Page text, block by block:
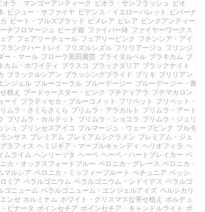
オラ マンゴーアンティーク ビオラ・サンフラッシュ
ビオ
ビジュー・サファイヤ ビデンス・イエローパレット
ビバーナ
ビート・ブルズブラッド ピメレア ピレア
ピンクアンティー
ーチフロマージュ ピーチ姫 ファイバー鉢 ファイヤーワークス
ア フェアリーチュール フェアリーピンク
フチンシア・アイ
フランクハードレイ フリズルシズル フリリアージュ
フリンジ
ー・マール フローラ黒田園芸 ブライダルベル ブラキカム ブ
カム・ホワイティ ブラスコ ブラックダリア ブラックナイト
ブラックルシアン ブラッシングブライド ブリキ ブリリアン
ンジェル ブルーコーラル ブルーデージー ブルーデージー・青
植え ブードゥースター・ピンク プチティアラ
プチマカロン
ーイ プラティセカ・ブルーコメット プリペット
プリペット・
ムラ・さくらさくら プリムラ・アラカルト
プリムラ・アート
プリムラ・カルテット プリムラ・ショコラ
プリムラ・ジュリ
シュ プリンセスアイコ プルマージュ・ウェーブピンク
プルモ
ンサス プレミアム プレミアムシクラメン プレミアム・ジュ
ラフィス ヘミジギア・マーブルキャンディ ヘリオフィラ ヘ
ムライム ヘンリーヅタ ヘーベ ヘーベ・ハートブレイカー ベ
カ・オックスフォードブルー ベロニカ・グレース ベロニカ・
マルシア ベロニカ・ミッフィープルート ペチュニア ペッシ
ミア ペラルゴニウム ペラルゴニウム・シドイデス ペラルゴ
ゴニューム ペラルゴニューム・エンジェルアイズ ペルシカリ
ンゼ ホルミナム ホワイト・クリスマスな寄せ植え
ボルデュ
ピナータ ポインセチア ポインセチア・キャンドルライト
ポ